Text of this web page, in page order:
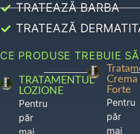
TRATEAZĂ BARBA
TRATEAZĂ
CE PRODUSE TREBUIE
TRATAMENTUL
LOZIONE
Pentru
păr
Crema
Forte
Pentru
păr
mai